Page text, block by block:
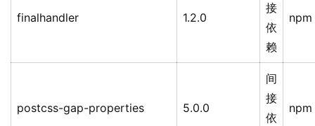
finalhandler 1.2.0
接
依
赖
npm
postcss-gap-properties 5.0.0
间
接
依
npm